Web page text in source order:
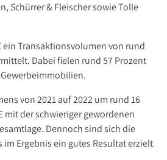
Schürrer & Fleischer sowie Tolle
ein Transaktionsvolumen von rund
Dabei fielen rund 57 Prozent
von 2021 auf 2022 um rund 16
mit der schwieriger gewordenen
Dennoch sind sich die
im Ergebnis ein gutes Resultat erzielt